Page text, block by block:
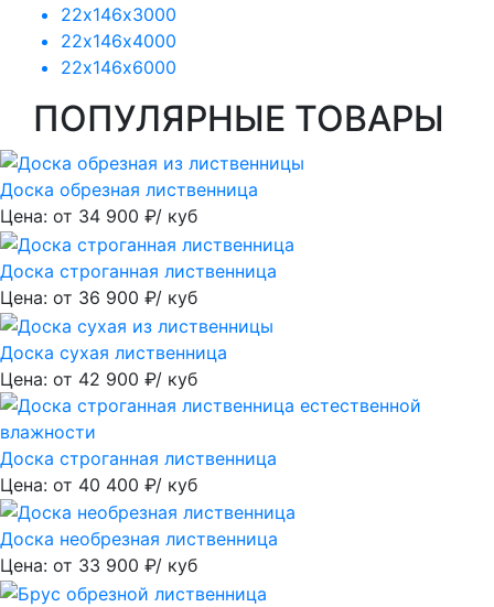
22х146х3000
22х146х4000
22х146х6000
ПОПУЛЯРНЫЕ ТОВАРЫ
Доска обрезная лиственница
Цена: от 34 900 ₽/ куб
Доска строганная лиственница
Цена: от 36 900 ₽/ куб
Доска сухая лиственница
Цена: от 42 900 ₽/ куб
Доска строганная лиственница
Цена: от 40 400 ₽/ куб
Доска необрезная лиственница
Цена: от 33 900 ₽/ куб